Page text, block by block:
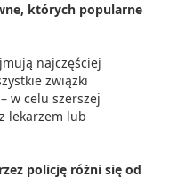
których popularne
najczęściej
związki
w celu szerszej
lekarzem lub
policję różni się od